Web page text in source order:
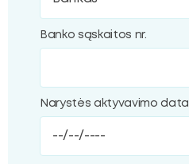
Banko sąskaitos nr.
Narystės aktyvavimo data